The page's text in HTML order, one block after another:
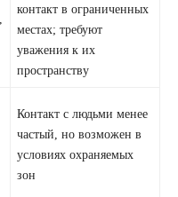
контакт в ограниченных
местах; требуют
уважения к их
пространству
Контакт с людьми менее
частый, но возможен в
условиях охраняемых
зон